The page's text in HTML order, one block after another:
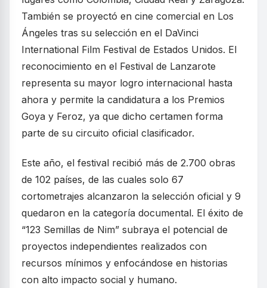
También se proyectó en cine comercial en Los
Ángeles tras su selección en el DaVinci
International Film Festival de Estados Unidos. El
reconocimiento en el Festival de Lanzarote
representa su mayor logro internacional hasta
ahora y permite la candidatura a los Premios
Goya y Feroz, ya que dicho certamen forma
parte de su circuito oficial clasificador.
Este año, el festival recibió más de 2.700 obras
de 102 países, de las cuales solo 67
cortometrajes alcanzaron la selección oficial y 9
quedaron en la categoría documental. El éxito de
“123 Semillas de Nim” subraya el potencial de
proyectos independientes realizados con
recursos mínimos y enfocándose en historias
con alto impacto social y humano.